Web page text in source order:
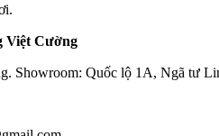
Việt Cường
Showroom: Quốc lộ 1A, Ngã tư